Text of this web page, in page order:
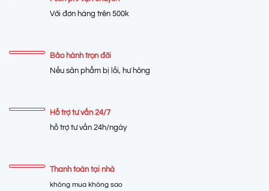
Với đơn hàng trên 500k
Bảo hành trọn đời
Nếu sản phẩm bị lỗi, hư hỏng
Hỗ trợ tư vấn 24/7
hỗ trợ tư vấn 24h/ngày
Thanh toán tại nhà
không mua không sao